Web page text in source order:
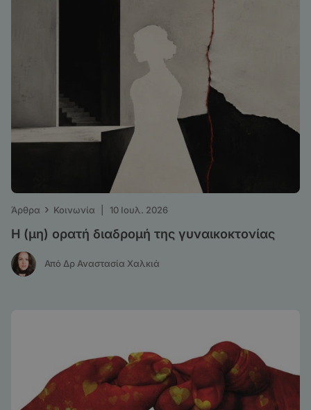
Άρθρα › Κοινωνία 10 Ιουλ. 2026
Η (μη) ορατή διαδρομή της γυναικοκτονίας
Από Δρ Αναστασία Χαλκιά